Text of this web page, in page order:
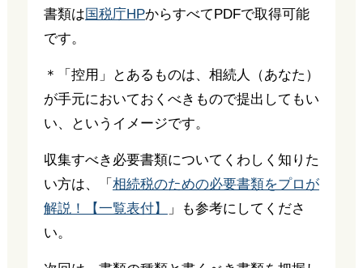
書類は国税庁HPからすべてPDFで取得可能
です。
＊「控用」とあるものは、相続人（あなた）
が手元においておくべきもので提出してもい
い、というイメージです。
収集すべき必要書類についてくわしく知りた
い方は、「 相続税のための必要書類をプロが
解説！【一覧表付】
」も参考にしてくださ
い。